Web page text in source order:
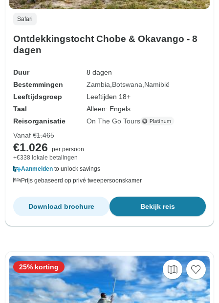
Safari
Ontdekkingstocht Chobe & Okavango - 8
dagen
Duur
8 dagen
Bestemmingen
Zambia Botswana Namibië
Leeftijdsgroep
Leeftijden 18+
Taal
Alleen: Engels
Reisorganisatie
On The Go Tours
Vanaf €1.465
€1.026
per persoon
+€338 lokale betalingen
Aanmelden to unlock savings
Prijs gebaseerd op privé tweepersoonskamer
Bekijk reis
Download brochure
25% korting